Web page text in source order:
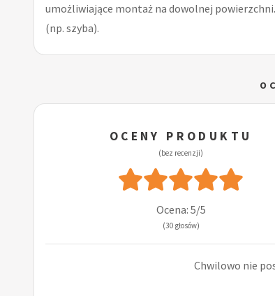
umożliwiające montaż na dowolnej
(np. szyba).
OCENY PRODUKTU
(bez recenzji)
Ocena: 5/5
(30 głosów)
Chwilowo nie